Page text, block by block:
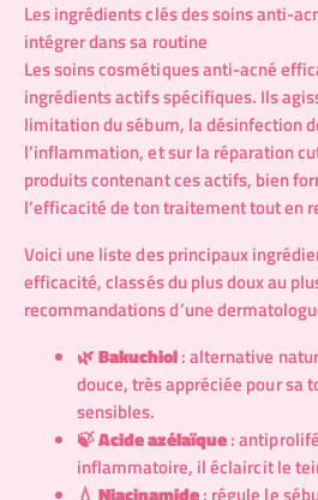
Les ingrédients clés des soins anti-
intégrer dans sa routine
Les soins cosmétiques anti-acné
ingrédients actifs spécifiques. Ils
limitation du sébum, la désinfection
l’inflammation, et sur la réparation
produits contenant ces actifs, bien
l’efficacité de ton traitement tout en
Voici une liste des principaux
efficacité, classés du plus doux au
recommandations d’une
🌿Bakuchiol: alternative
douce, très appréciée pour sa
sensibles.
🍃Acide azélaïque:
inflammatoire, il éclaircit le